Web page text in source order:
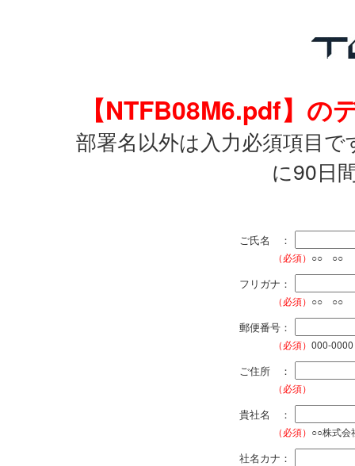
【NTFB08M6.pdf】
部署名以外は入力必須項目
に90日
ご氏名 ：
（必須） ○○ ○○
フリガナ：
（必須） ○○ ○○
郵便番号：
（必須） 000-0000
ご住所 ：
（必須）
貴社名 ：
（必須） ○○株式会
社名カナ：